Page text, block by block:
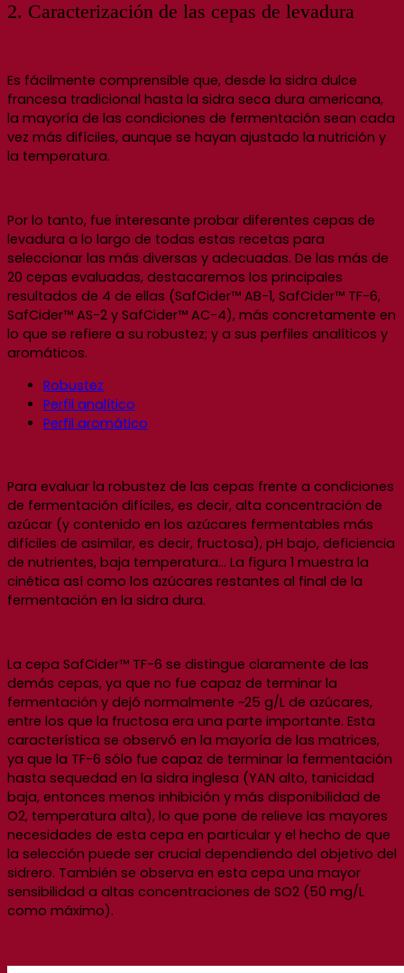
2. Caracterización de las cepas de levadura
Es fácilmente comprensible que, desde la sidra dulce
francesa tradicional hasta la sidra seca dura americana,
la mayoría de las condiciones de fermentación sean cada
vez más difíciles, aunque se hayan ajustado la nutrición y
la temperatura.
Por lo tanto, fue interesante probar diferentes cepas de
levadura a lo largo de todas estas recetas para
seleccionar las más diversas y adecuadas. De las más de
20 cepas evaluadas, destacaremos los principales
resultados de 4 de ellas (SafCider™ AB-1, SafCider™ TF-6,
SafCider™ AS-2 y SafCider™ AC-4), más concretamente en
lo que se refiere a su robustez; y a sus perfiles analíticos y
aromáticos.
Robustez
Perfil analítico
Perfil aromático
Para evaluar la robustez de las cepas frente a condiciones
de fermentación difíciles, es decir, alta concentración de
azúcar (y contenido en los azúcares fermentables más
difíciles de asimilar, es decir, fructosa), pH bajo, deficiencia
de nutrientes, baja temperatura… La figura 1 muestra la
cinética así como los azúcares restantes al final de la
fermentación en la sidra dura.
La cepa SafCider™ TF-6 se distingue claramente de las
demás cepas, ya que no fue capaz de terminar la
fermentación y dejó normalmente ~25 g/L de azúcares,
entre los que la fructosa era una parte importante. Esta
característica se observó en la mayoría de las matrices,
ya que la TF-6 sólo fue capaz de terminar la fermentación
hasta sequedad en la sidra inglesa (YAN alto, tanicidad
baja, entonces menos inhibición y más disponibilidad de
O2, temperatura alta), lo que pone de relieve las mayores
necesidades de esta cepa en particular y el hecho de que
la selección puede ser crucial dependiendo del objetivo del
sidrero. También se observa en esta cepa una mayor
sensibilidad a altas concentraciones de SO2 (50 mg/L
como máximo).